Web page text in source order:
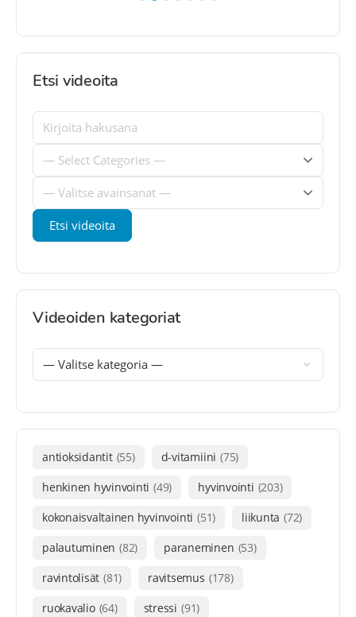
Etsi videoita
Videoiden kategoriat
antioksidantit (55) d-vitamiini (75)
henkinen hyvinvointi (49) hyvinvointi (203)
kokonaisvaltainen hyvinvointi (51) liikunta (72)
palautuminen (82) paraneminen (53)
ravintolisät (81) ravitsemus (178)
ruokavalio (64) stressi (91)